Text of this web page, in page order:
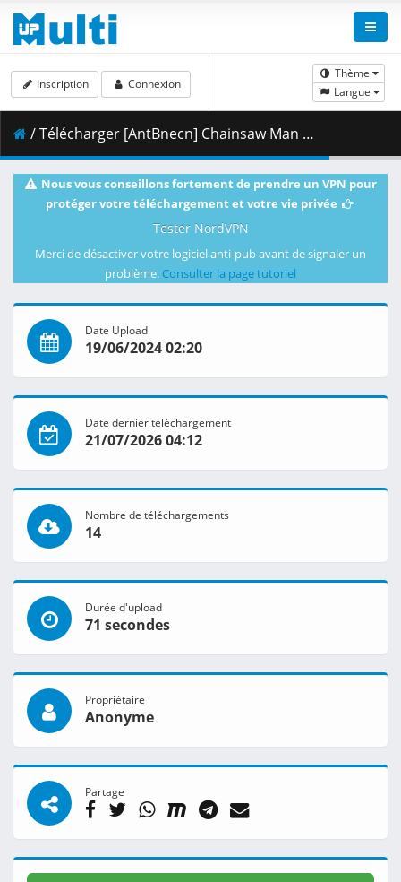
Thème
Langue
Inscription Connexion
/ Télécharger [AntBnecn] Chainsaw Man - 06 [1080p BD] [759B19AA].mkv.001 ( 358.17 MB )
Nous vous conseillons fortement de prendre un VPN pour
protéger votre téléchargement et votre vie privée
Tester NordVPN
Merci de désactiver votre logiciel anti-pub avant de signaler un
problème. Consulter la page tutoriel
Date Upload
19/06/2024 02:20
Date dernier téléchargement
21/07/2026 04:12
Nombre de téléchargements
14
Durée d'upload
71 secondes
Propriétaire
Anonyme
Partage